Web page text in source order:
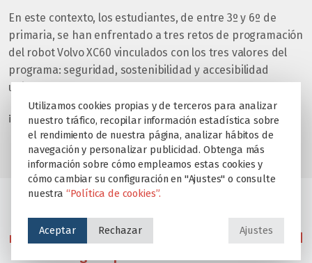
En este contexto, los estudiantes, de entre 3º y 6º de
primaria, se han enfrentado a tres retos de programación
del robot Volvo XC60 vinculados con los tres valores del
programa: seguridad, sostenibilidad y accesibilidad
universal.
¡ENHORABUENA CAMPEONES!
Alumnos de todos los Colegios Educare se
reunieron este sábado en el Zoo Aquarium de Madrid
Utilizamos cookies propias y de terceros para analizar
nuestro tráfico, recopilar información estadística sobre
el rendimiento de nuestra página, analizar hábitos de
navegación y personalizar publicidad. Obtenga más
información sobre cómo empleamos estas cookies y
cómo cambiar su configuración en "Ajustes" o consulte
nuestra “Política de cookies”.
Aceptar Rechazar Ajustes